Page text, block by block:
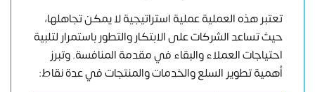
تعتبر هذه العملية عملية استراتيجية لا يمكن تجاهلها،
حيث تساعد الشركات على الابتكار والتطور باستمرار لتلبية
احتياجات العملاء والبقاء في مقدمة المنافسة. وتبرز
أهمية تطوير السلع والخدمات والمنتجات في عدة نقاط: